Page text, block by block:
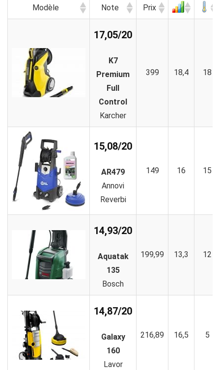
Modèle Note Prix
17,05/20
K7
Premium
Full
Control
Karcher
399 18,4 18
15,08/20
AR479
Annovi
Reverbi
149 16 15
14,93/20
Aquatak
135
Bosch
199,99 13,3 12
14,87/20
Galaxy
160
Lavor
216,89 16,5 5